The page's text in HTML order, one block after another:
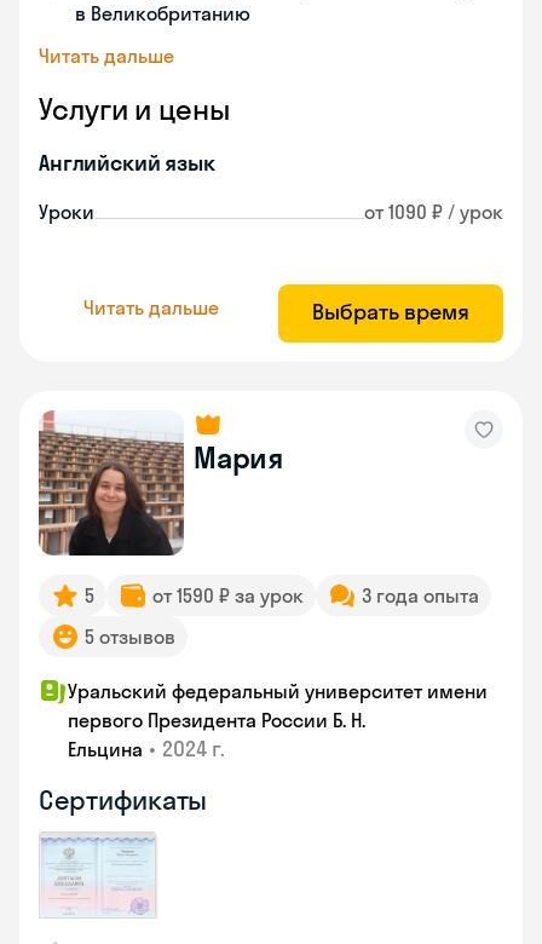
в Великобританию
Читать дальше
Услуги и цены
Английский язык
Уроки от 1090 ₽ / урок
Читать дальше Выбрать время
Мария
5 от 1590 ₽ за урок
3 года опыта
5 отзывов
Уральский федеральный университет имени
первого Президента России Б. Н.
Ельцина • 2024 г.
Сертификаты